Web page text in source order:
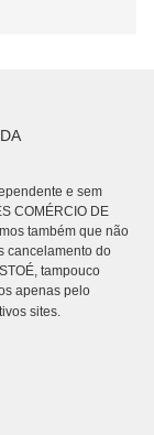
e sem
COMÉRCIO DE
também que não
cancelamento do
tampouco
apenas pelo
sites.